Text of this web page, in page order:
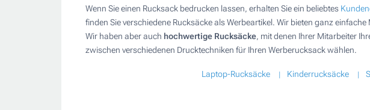
Wenn Sie einen Rucksack bedrucken lassen, erhalten Sie ein beliebtes
finden Sie verschiedene Rucksäcke als Werbeartikel. Wir bieten ganz
Wir haben aber auch hochwertige Rucksäcke, mit denen Ihrer Mitarbeiter
zwischen verschiedenen Drucktechniken für Ihren Werberucksack wählen.
Laptop-Rucksäcke Kinderrucksäcke